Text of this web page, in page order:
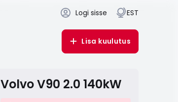
Logi sisse EST
Lisa kuulutus
Volvo V90 2.0 140kW